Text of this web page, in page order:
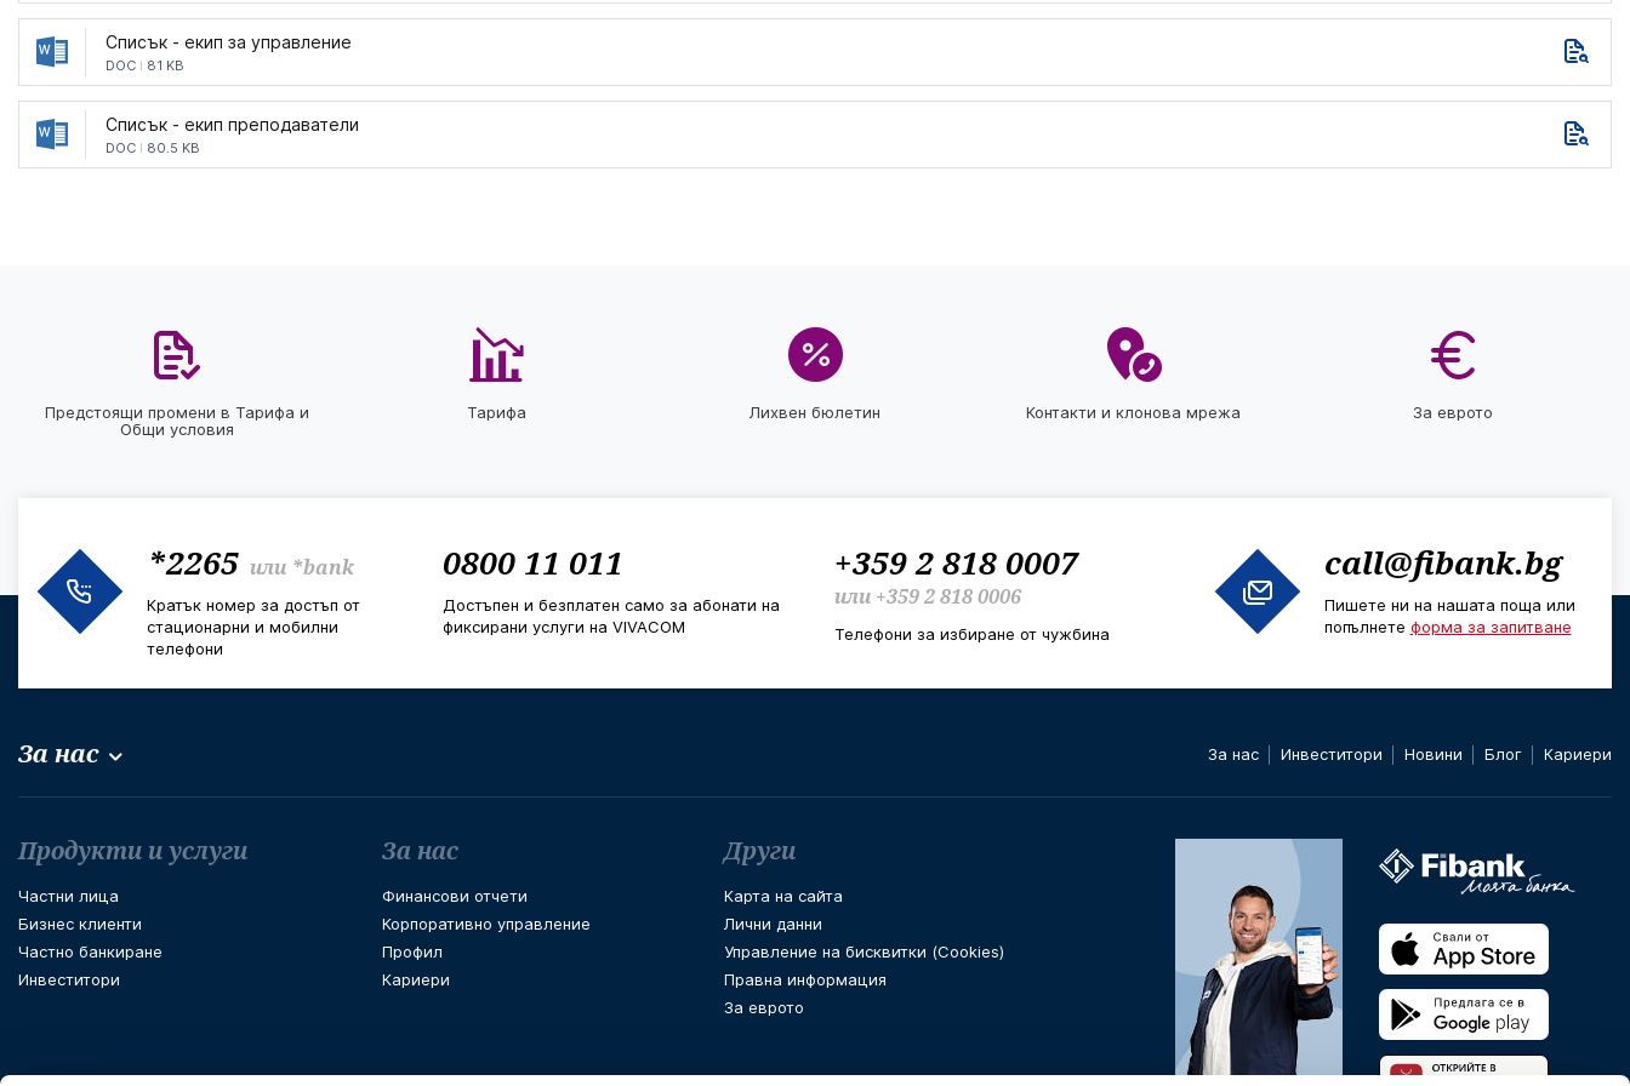
Списък - екип за управление
DOC 81 KB
Списък - екип преподаватели
DOC 80.5 KB
Предстоящи промени в Тарифа и
Общи условия
Тарифа Лихвен бюлетин Контакти и клонова мрежа За еврото
*2265 или *bank
Кратък номер за достъп от
стационарни и мобилни
телефони
0800 11 011
Достъпен и безплатен само за абонати на
фиксирани услуги на VIVACOM
+359 2 818 0007
или +359 2 818 0006
Телефони за избиране от чужбина
call@fibank.bg
Пишете ни на нашата поща или
попълнете форма за запитване
За нас За нас Инвеститори Новини Блог Кариери
Футър навигация
Продукти и услуги
Частни лица
Бизнес клиенти
Частно банкиране
Инвеститори
За нас
Финансови отчети
Корпоративно управление
Профил
Кариери
Други
Карта на сайта
Лични данни
Управление на бисквитки (Cookies)
Правна информация
За еврото